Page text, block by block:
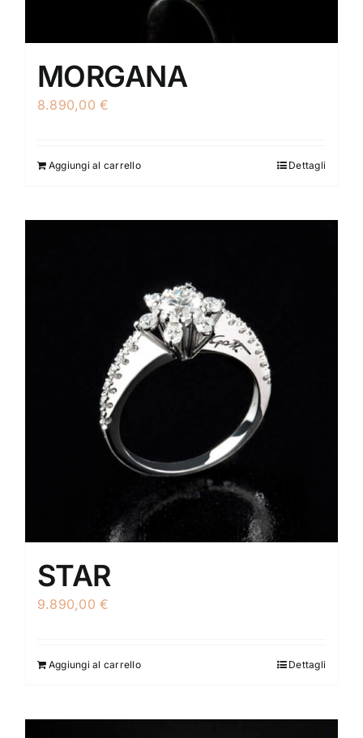
MORGANA
8.890,00€
Aggiungi al carrello Dettagli
STAR
9.890,00€
Aggiungi al carrello Dettagli